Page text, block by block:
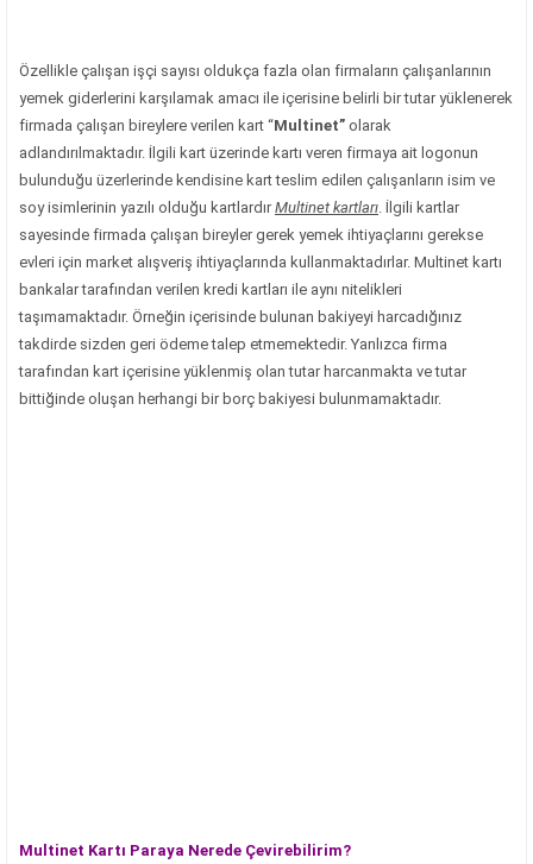
Özellikle çalışan işçi sayısı oldukça fazla olan firmaların çalışanlarının
yemek giderlerini karşılamak amacı ile içerisine belirli bir tutar yüklenerek
firmada çalışan bireylere verilen kart “Multinet” olarak
adlandırılmaktadır. İlgili kart üzerinde kartı veren firmaya ait logonun
bulunduğu üzerlerinde kendisine kart teslim edilen çalışanların isim ve
soy isimlerinin yazılı olduğu kartlardırMultinet kartları İlgili kartlar
sayesinde firmada çalışan bireyler gerek yemek ihtiyaçlarını gerekse
evleri için market alışveriş ihtiyaçlarında kullanmaktadırlar. Multinet kartı
bankalar tarafından verilen kredi kartları ile aynı nitelikleri
taşımamaktadır. Örneğin içerisinde bulunan bakiyeyi harcadığınız
takdirde sizden geri ödeme talep etmemektedir. Yanlızca firma
tarafından kart içerisine yüklenmiş olan tutar harcanmakta ve tutar
bittiğinde oluşan herhangi bir borç bakiyesi bulunmamaktadır.
Multinet Kartı Paraya Nerede Çevirebilirim?